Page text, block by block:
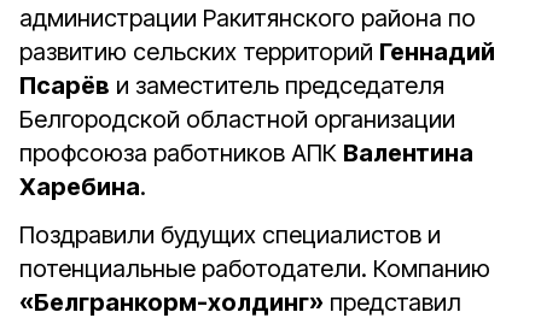
администрации Ракитянского района по
развитию сельских территорий Геннадий
Псарёв и заместитель председателя
Белгородской областной организации
профсоюза работников АПК Валентина
Харебина.
Поздравили будущих специалистов и
потенциальные работодатели. Компанию
«Белгранкорм-холдинг» представил